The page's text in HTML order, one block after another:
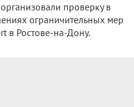
проверку в
ограничительных мер
в Ростове-на-Дону.